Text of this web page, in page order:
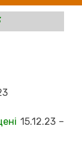
15.12.23 –